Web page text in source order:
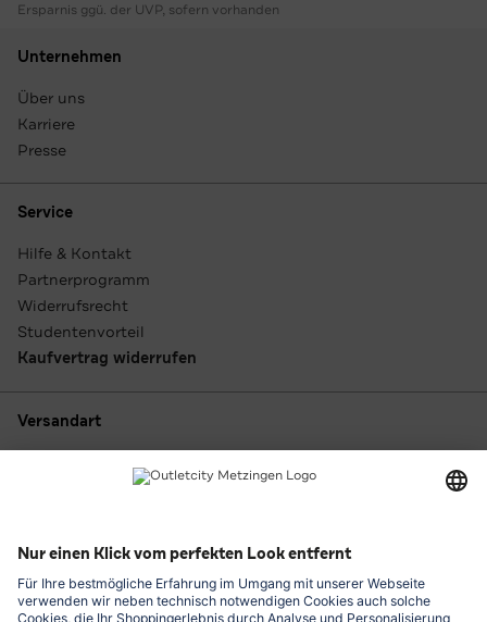
Ersparnis ggü. der UVP, sofern vorhanden
Unternehmen
Über uns
Karriere
Presse
Service
Hilfe & Kontakt
Partnerprogramm
Widerrufsrecht
Studentenvorteil
Kaufvertrag widerrufen
Versandart